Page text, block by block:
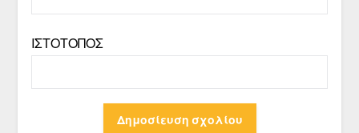
ΙΣΤΌΤΟΠΟΣ